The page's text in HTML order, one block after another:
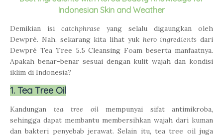
Indonesian Skin and Weather
Demikian isi catchphrase yang selalu digaungkan oleh
Dewpré. Nah, sekarang kita lihat yuk hero ingredients dari
Dewpré Tea Tree 5.5 Cleansing Foam beserta manfaatnya.
Apakah benar-benar sesuai dengan kulit wajah dan kondisi
iklim di Indonesia?
1. Tea Tree Oil
Kandungan tea tree oilmempunyai sifat antimikroba,
sehingga dapat membantu membersihkan wajah dari kuman
dan bakteri penyebab jerawat. Selain itu, tea tree oil juga